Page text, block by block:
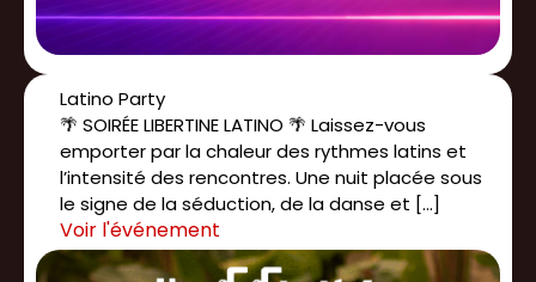
Latino Party
🌴 SOIRÉE LIBERTINE LATINO 🌴 Laissez-vous
emporter par la chaleur des rythmes latins et
l’intensité des rencontres. Une nuit placée sous
le signe de la séduction, de la danse et […]